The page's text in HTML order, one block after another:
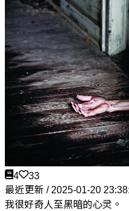
4
33
最近更新 / 2025-01-20
我很好奇人至黑暗的心灵。